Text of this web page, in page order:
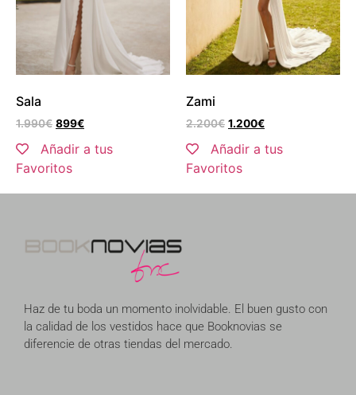
Sala
1.990€ 899€
Añadir a tus
Favoritos
Zami
2.200€ 1.200€
Añadir a tus
Favoritos
Haz de tu boda un momento inolvidable. El buen gusto con
la calidad de los vestidos hace que Booknovias se
diferencie de otras tiendas del mercado.